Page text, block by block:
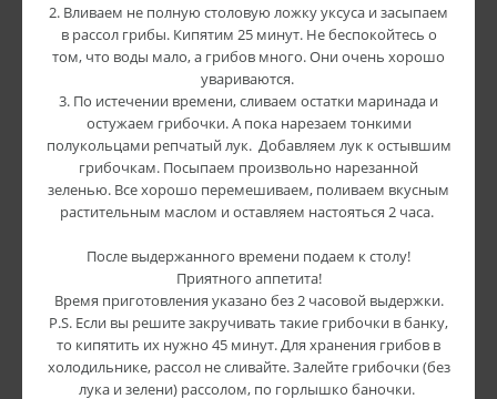
2. Вливаем не полную столовую ложку уксуса и засыпаем
в рассол грибы. Кипятим 25 минут. Не беспокойтесь о
том, что воды мало, а грибов много. Они очень хорошо
увариваются.
3. По истечении времени, сливаем остатки маринада и
остужаем грибочки. А пока нарезаем тонкими
полукольцами репчатый лук. Добавляем лук к остывшим
грибочкам. Посыпаем произвольно нарезанной
зеленью. Все хорошо перемешиваем, поливаем вкусным
растительным маслом и оставляем настояться 2 часа.
После выдержанного времени подаем к столу!
Приятного аппетита!
Время приготовления указано без 2 часовой выдержки.
P.S. Если вы решите закручивать такие грибочки в банку,
то кипятить их нужно 45 минут. Для хранения грибов в
холодильнике, рассол не сливайте. Залейте грибочки (без
лука и зелени) рассолом, по горлышко баночки.